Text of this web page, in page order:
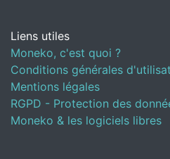
Liens utiles
Moneko, c'est quoi ?
Conditions générales
Mentions légales
RGPD - Protection des
Moneko & les logiciels libres